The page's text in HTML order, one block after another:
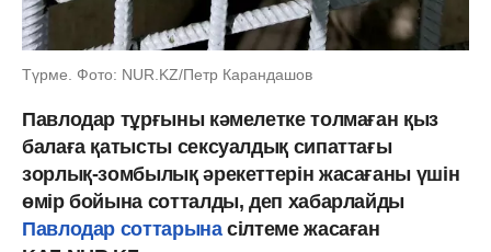
Түрме. Фото: NUR.KZ/Петр Карандашов
Павлодар тұрғыны кәмелетке толмаған қыз
балаға қатысты сексуалдық сипаттағы
зорлық-зомбылық әрекеттерін жасағаны үшін
өмір бойына сотталды, деп хабарлайды
Павлодар соттарынасілтеме жасаған